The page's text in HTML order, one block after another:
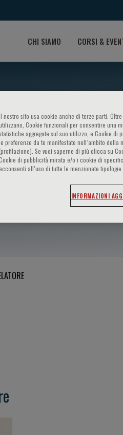
CHI SIAMO CORSI &
Ferrara
nostro sito usa cookie anche di terze parti.
Cookie funzionali per consentire una
aggregate sul suo utilizzo, e Cookie
preferenze da te manifestate nell‘ambito della
Se vuoi saperne di più clicca su
di pubblicità mirata e/o i cookie di
acconsenti all’uso di tutte le menzionate tipologie
INFORMAZIONI